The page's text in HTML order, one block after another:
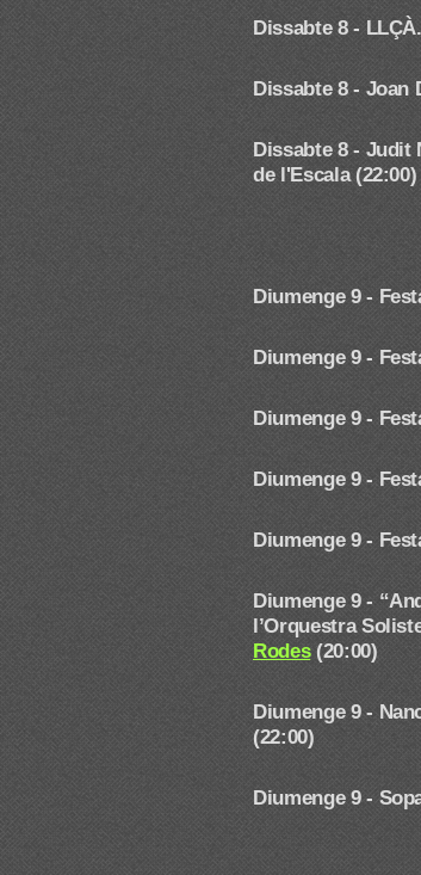
Dissabte 8 -
Dissabte 8 - Joan
Dissabte 8 - Judit
de l'Escala (22:00)
Diumenge 9 -
Diumenge 9 -
Diumenge 9 -
Diumenge 9 -
Diumenge 9 -
Diumenge 9 -
l’Orquestra
Rodes(20:00)
Diumenge 9 -
(22:00)
Diumenge 9 -